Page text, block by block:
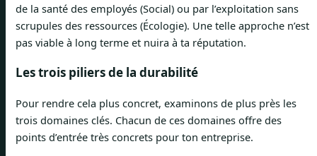
de la santé des employés (Social) ou par l’exploitation sans
scrupules des ressources (Écologie). Une telle approche n’est
pas viable à long terme et nuira à ta réputation.
Les trois piliers de la durabilité
Pour rendre cela plus concret, examinons de plus près les
trois domaines clés. Chacun de ces domaines offre des
points d’entrée très concrets pour ton entreprise.